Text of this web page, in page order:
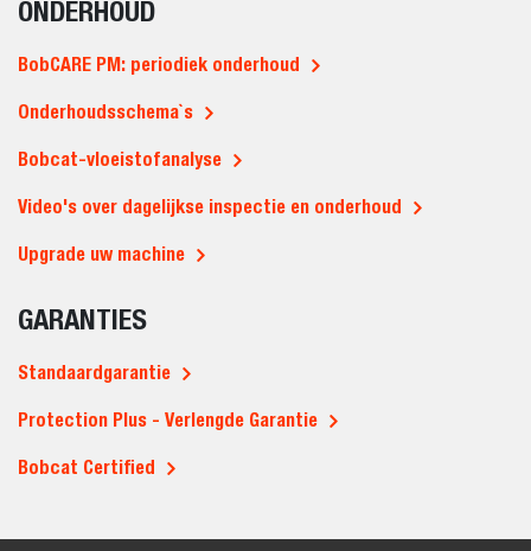
ONDERHOUD
BobCARE PM: periodiek onderhoud
Onderhoudsschema`s
Bobcat-vloeistofanalyse
Video's over dagelijkse inspectie en onderhoud
Upgrade uw machine
GARANTIES
Standaardgarantie
Protection Plus - Verlengde Garantie
Bobcat Certified